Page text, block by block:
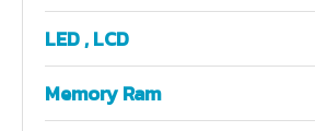
LED , LCD
Memory Ram